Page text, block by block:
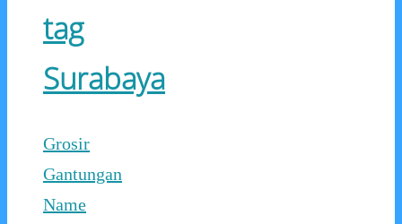
tag
Surabaya
Grosir
Gantungan
Name